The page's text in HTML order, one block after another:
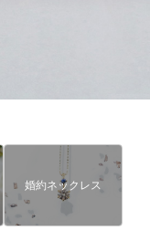
婚約ネックレス